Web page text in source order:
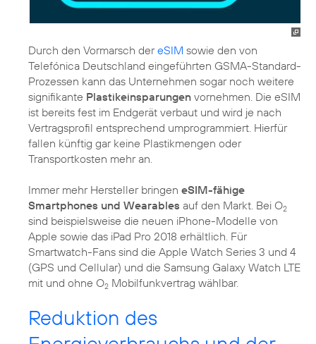
Durch den Vormarsch dereSIM sowie den von
Telefónica Deutschland eingeführten GSMA-Standard-
Prozessen kann das Unternehmen sogar noch weitere
signifikante Plastikeinsparungen vornehmen. Die eSIM
ist bereits fest im Endgerät verbaut und wird je nach
Vertragsprofil entsprechend umprogrammiert. Hierfür
fallen künftig gar keine Plastikmengen oder
Transportkosten mehr an.
Immer mehr Hersteller bringen eSIM-fähige
Smartphones und Wearables auf den Markt. Bei O2
sind beispielsweise die neuen iPhone-Modelle von
Apple sowie das iPad Pro 2018 erhältlich. Für
Smartwatch-Fans sind die Apple Watch Series 3 und 4
(GPS und Cellular) und die Samsung Galaxy Watch LTE
mit und ohne O2 Mobilfunkvertrag wählbar.
Reduktion des